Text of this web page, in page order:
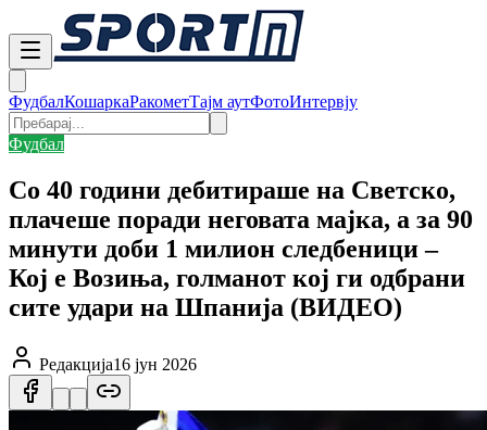
ФудбалКошаркаРакометТајм аутФотоИнтервју
Фудбал
Со 40 години дебитираше на Светско,
плачеше поради неговата мајка, а за 90
минути доби 1 милион следбеници –
Кој е Возиња, голманот кој ги одбрани
сите удари на Шпанија (ВИДЕО)
Редакција16 јун 2026